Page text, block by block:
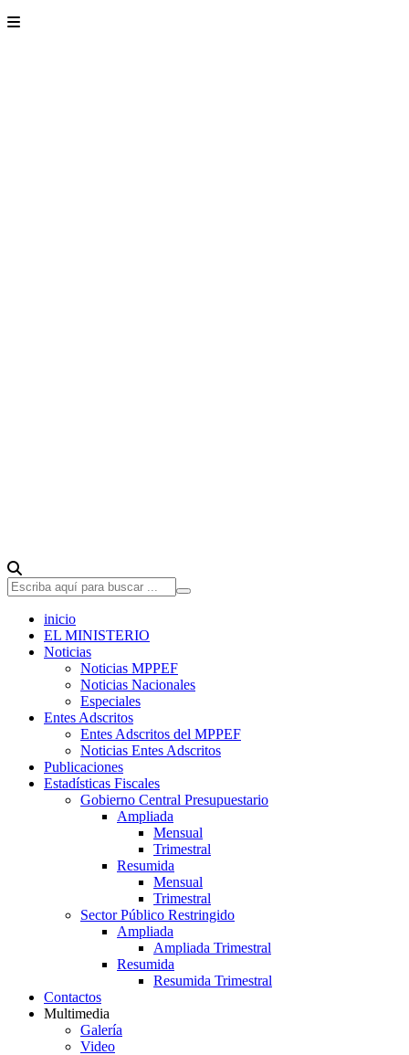
inicio
EL MINISTERIO
Noticias
Noticias MPPEF
Noticias Nacionales
Especiales
Entes Adscritos
Entes Adscritos del MPPEF
Noticias Entes Adscritos
Publicaciones
Estadísticas Fiscales
Gobierno Central Presupuestario
Ampliada
Mensual
Trimestral
Resumida
Mensual
Trimestral
Sector Público Restringido
Ampliada
Ampliada Trimestral
Resumida
Resumida Trimestral
Contactos
Multimedia
Galería
Video